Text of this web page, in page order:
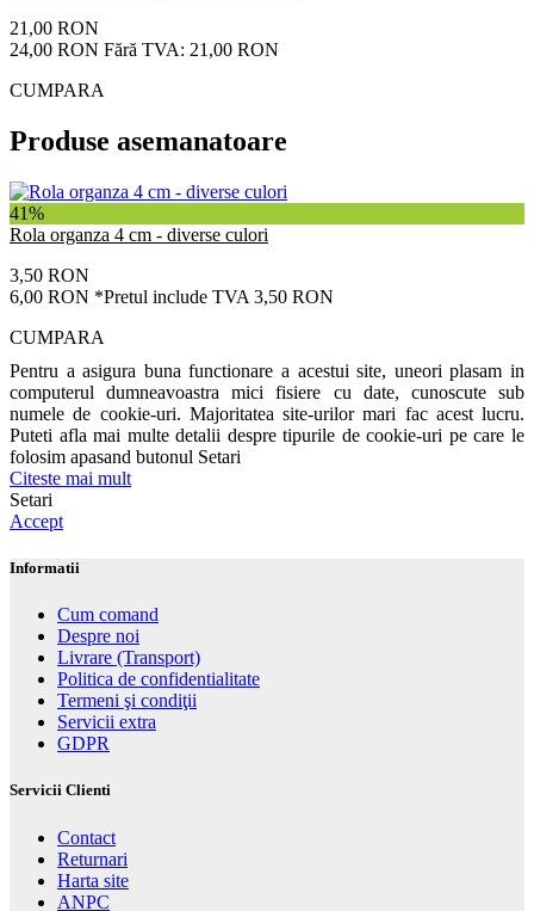
21,00 RON
24,00 RON Fără TVA: 21,00 RON
CUMPARA
Produse asemanatoare
41%
Rola organza 4 cm - diverse culori
3,50 RON
6,00 RON *Pretul include TVA 3,50 RON
CUMPARA
Pentru a asigura buna functionare a acestui site, uneori plasam in
computerul dumneavoastra mici fisiere cu date, cunoscute sub
numele de cookie-uri. Majoritatea site-urilor mari fac acest lucru.
Puteti afla mai multe detalii despre tipurile de cookie-uri pe care le
folosim apasand butonul Setari
Citeste mai mult
Setari
Accept
Informatii
Cum comand
Despre noi
Livrare (Transport)
Politica de confidentialitate
Termeni şi condiţii
Servicii extra
GDPR
Servicii Clienti
Contact
Returnari
Harta site
ANPC